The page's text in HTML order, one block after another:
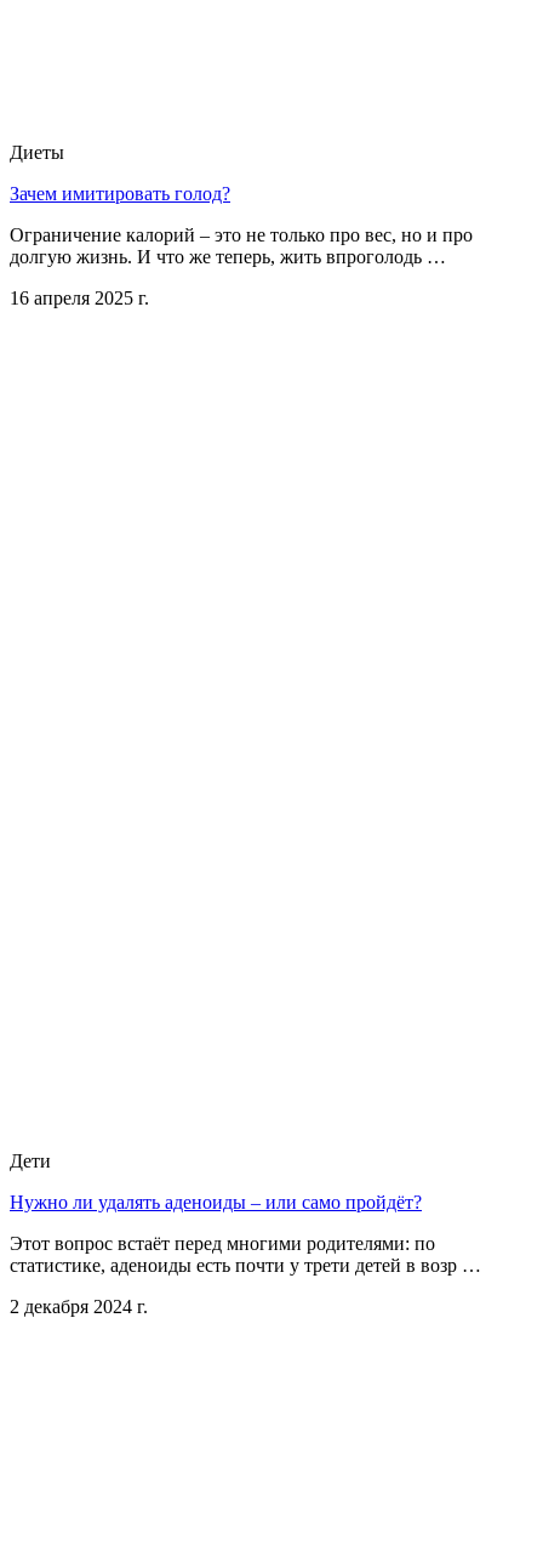
Диеты
Зачем имитировать голод?
Ограничение калорий – это не только про вес, но и про
долгую жизнь. И что же теперь, жить впроголодь …
16 апреля 2025 г.
Дети
Нужно ли удалять аденоиды – или само пройдёт?
Этот вопрос встаёт перед многими родителями: по
статистике, аденоиды есть почти у трети детей в возр …
2 декабря 2024 г.